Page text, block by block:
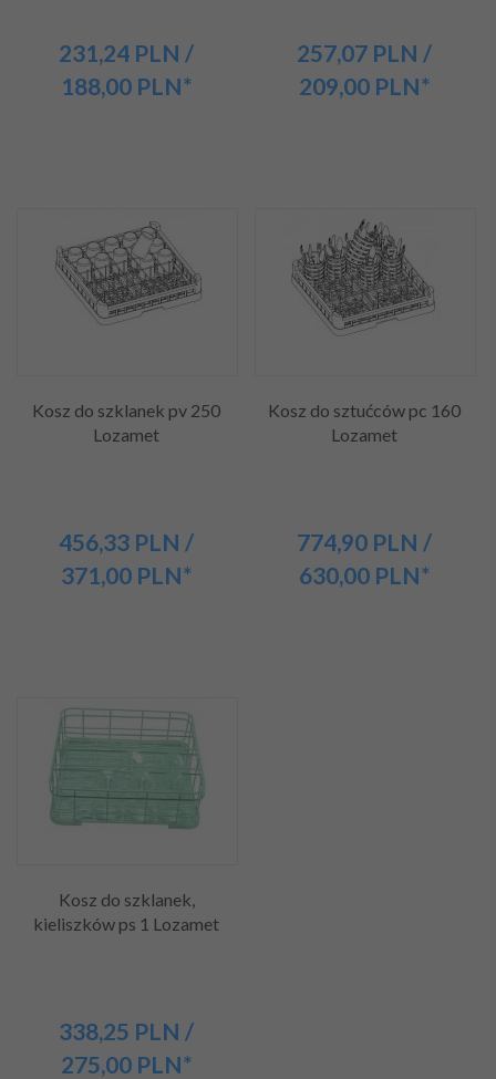
231,24 PLN /
188,00 PLN*
257,07 PLN /
209,00 PLN*
Kosz do szklanek pv 250
Lozamet
456,33 PLN /
371,00 PLN*
Kosz do sztućców pc 160
Lozamet
774,90 PLN /
630,00 PLN*
Kosz do szklanek,
kieliszków ps 1 Lozamet
338,25 PLN /
275,00 PLN*